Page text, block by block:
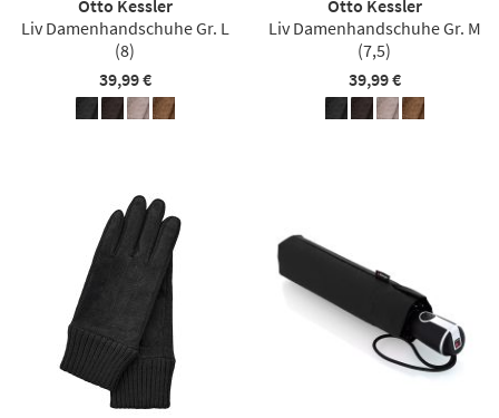
Otto Kessler
Liv Damenhandschuhe Gr. L
(8)
39,99 €
Otto Kessler
Liv Damenhandschuhe Gr. M
(7,5)
39,99 €